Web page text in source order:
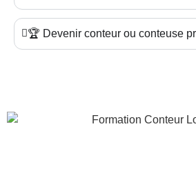
🏆 Devenir conteur ou conteuse